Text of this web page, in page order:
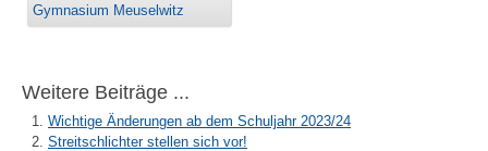
Gymnasium Meuselwitz
Weitere Beiträge ...
Wichtige Änderungen ab dem Schuljahr 2023/24
Streitschlichter stellen sich vor!